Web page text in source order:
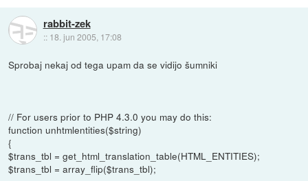
rabbit-zek
:: 18. jun 2005, 17:08
Sprobaj nekaj od tega upam da se vidijo šumniki
// For users prior to PHP 4.3.0 you may do this:
function unhtmlentities($string)
{
$trans_tbl = get_html_translation_table(HTML_ENTITIES);
$trans_tbl = array_flip($trans_tbl);